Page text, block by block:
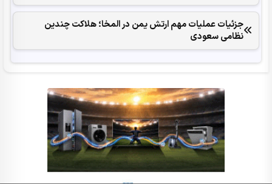
جزئیات عملیات مهم ارتش یمن در المخا؛ هلاکت چندین
نظامی سعودی